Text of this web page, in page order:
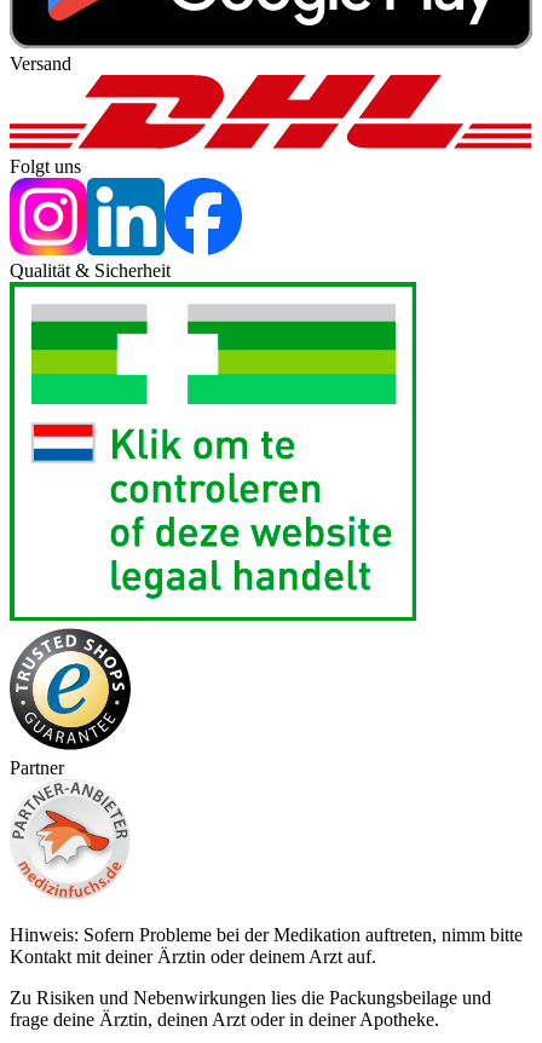
Versand
Folgt uns
Qualität & Sicherheit
Partner
Hinweis: Sofern Probleme bei der Medikation auftreten, nimm bitte
Kontakt mit deiner Ärztin oder deinem Arzt auf.
Zu Risiken und Nebenwirkungen lies die Packungsbeilage und
frage deine Ärztin, deinen Arzt oder in deiner Apotheke.